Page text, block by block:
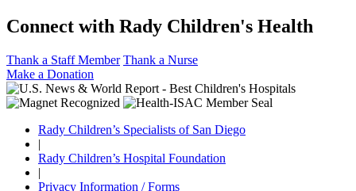
Connect with Rady Children's Health
Thank a Staff Member Thank a Nurse
Make a Donation
Rady Children’s Specialists of San Diego
|
Rady Children’s Hospital Foundation
|
Privacy Information / Forms